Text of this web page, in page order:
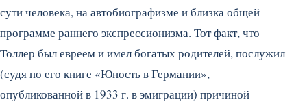
сути человека, на автобиографизме и близка общей
программе раннего экспрессионизма. Тот факт, что
Толлер был евреем и имел богатых родителей, послужил
(судя по его книге «Юность в Германии»,
опубликованной в 1933 г. в эмиграции) причиной